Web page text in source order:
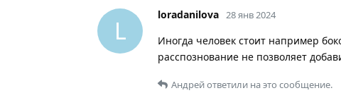
L
loradanilova 28 янв 2024
Иногда человек стоит например
расспознование не позволяет
Андрейответили на это сообщение.